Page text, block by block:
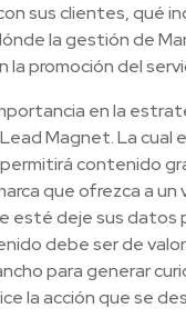
sus clientes, qué
la gestión de
promoción del
en la
Magnet. La cual
contenido
que ofrezca a
esté deje sus datos
debe ser de
para generar
la acción que se